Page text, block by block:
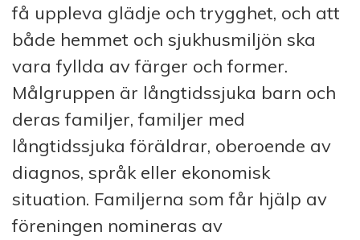
få uppleva glädje och trygghet, och att
både hemmet och sjukhusmiljön ska
vara fyllda av färger och former.
Målgruppen är långtidssjuka barn och
deras familjer, familjer med
långtidssjuka föräldrar, oberoende av
diagnos, språk eller ekonomisk
situation. Familjerna som får hjälp av
föreningen nomineras av